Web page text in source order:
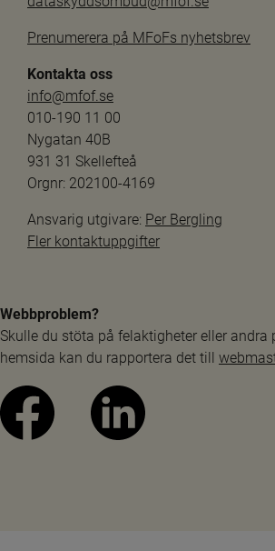
Prenumerera på MFoFs nyhetsbrev
Kontakta oss
info@mfof.se
010-190 11 00
Nygatan 40B
931 31 Skellefteå
Orgnr: 202100-4169
Ansvarig utgivare: Per Bergling
Fler kontaktuppgifter
Webbproblem?
Skulle du stöta på felaktigheter eller andra
hemsida kan du rapportera det till